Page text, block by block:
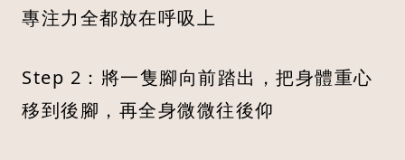
專注力全都放在呼吸上
Step 2：將一隻腳向前踏出，把身體重心
移到後腳，再全身微微往後仰